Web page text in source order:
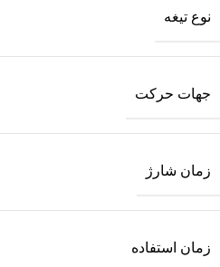
نوع تیغه
جهات حرکت
زمان شارژ
زمان استفاده